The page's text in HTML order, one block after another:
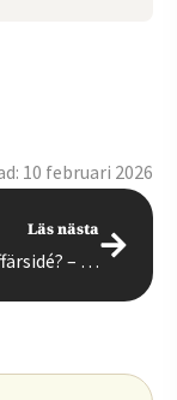
10 februari 2026
Läs nästa
Vad är en affärsidé? – Testa din affärsidé